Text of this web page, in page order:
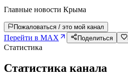
Главные новости Крыма
Пожаловаться / это мой канал
Перейти в MAX Поделиться
Статистика
Статистика канала